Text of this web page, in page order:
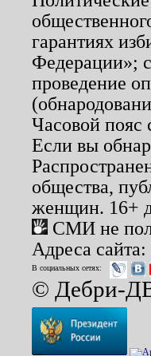
гарантиях
Федерации»;
проведение
Часовой пояс
Если вы
общества,
женщин. 16+
СМИ не
Адреса сайта:
В социальных сетях:
© Дебри-